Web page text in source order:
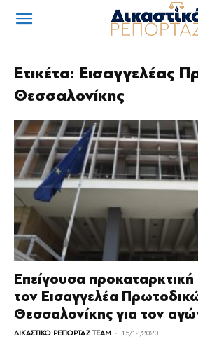
Ετικέτα: Εισαγγελέας
Θεσσαλονίκης
Επείγουσα
τον Εισαγγελέα
Θεσσαλονίκης για τον
ΔΙΚΑΣΤΙΚΟ ΡΕΠΟΡΤΑΖ TEAM - 15/12/2020